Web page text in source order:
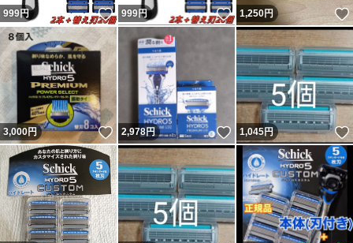
999円 いいね！
999円 いいね！
1,250円
3,000円 いいね！
2,978円 いいね！
1,045円